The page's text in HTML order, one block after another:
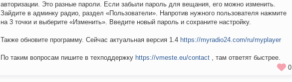
авторизации. Это разные пароли. Если забыли пароль для вещания, его можно изменить.
Зайдите в админку радио, раздел «Пользователи». Напротив нужного пользователя нажмите
на 3 точки и выберите «Изменить». Введите новый пароль и сохраните настройку.
Также обновите программу. Сейчас актуальная версия 1.4 https://myradio24.com/ru/myplayer
По таким вопросам пишите в техподдержку https://vmeste.eu/contact , там ответят быстрее.
0